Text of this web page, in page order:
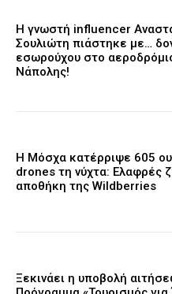
Η γνωστή influencer
Σουλιώτη πιάστηκε με…
εσωρούχου στο
Νάπολης!
Η Μόσχα κατέρριψε 605
drones τη νύχτα: Ελαφρές
αποθήκη της Wildberries
Ξεκινάει η υποβολή